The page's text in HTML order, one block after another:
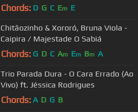
Chords: D G C Em E
Chitãozinho & Xororó, Bruna Viola -
Caipira / Majestade O Sabiá
Chords: G D C Am Em Bm A
Trio Parada Dura - O Cara Errado (Ao
Vivo) ft. Jéssica Rodrigues
Chords: A D G B